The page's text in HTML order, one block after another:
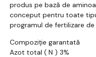
produs pe bază de
conceput pentru toate
programul de fertilizare de
Compoziție garantată
Azot total ( N ) 3%